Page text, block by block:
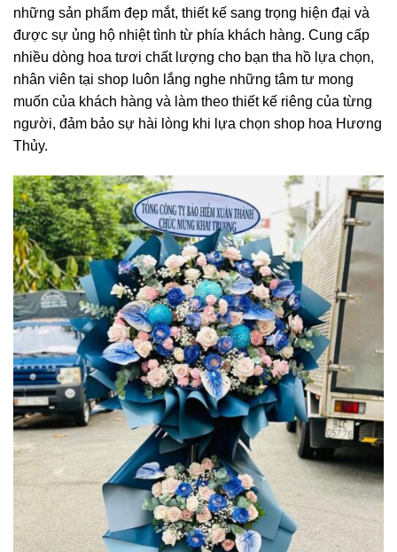
những sản phẩm đẹp mắt, thiết kế sang trọng hiện đại và
được sự ủng hộ nhiệt tình từ phía khách hàng. Cung cấp
nhiều dòng hoa tươi chất lượng cho bạn tha hồ lựa chọn,
nhân viên tại shop luôn lắng nghe những tâm tư mong
muốn của khách hàng và làm theo thiết kế riêng của từng
người, đảm bảo sự hài lòng khi lựa chọn shop hoa Hương
Thủy.